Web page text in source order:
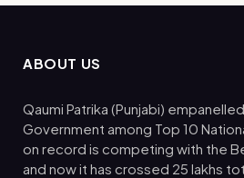
ABOUT US
Qaumi Patrika (Punjabi)
Government among Top 10
on record is competing with the
and now it has crossed 25 lakhs